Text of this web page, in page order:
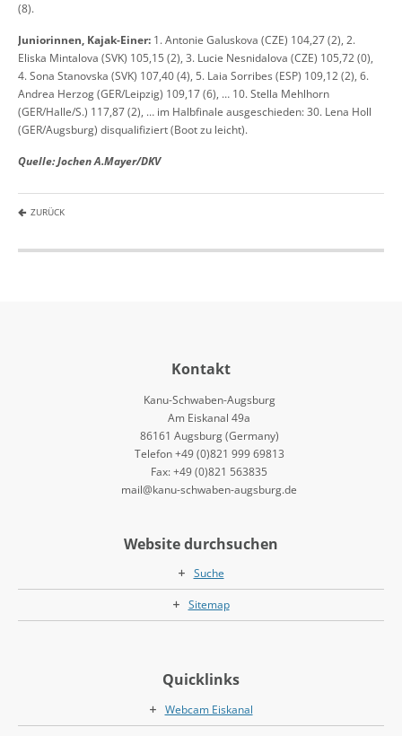
(8).
Juniorinnen, Kajak-Einer: 1. Antonie Galuskova (CZE) 104,27 (2), 2.
Eliska Mintalova (SVK) 105,15 (2), 3. Lucie Nesnidalova (CZE) 105,72 (0),
4. Sona Stanovska (SVK) 107,40 (4), 5. Laia Sorribes (ESP) 109,12 (2), 6.
Andrea Herzog (GER/Leipzig) 109,17 (6), … 10. Stella Mehlhorn
(GER/Halle/S.) 117,87 (2), … im Halbfinale ausgeschieden: 30. Lena Holl
(GER/Augsburg) disqualifiziert (Boot zu leicht).
Quelle: Jochen A.Mayer/DKV
ZURÜCK
Kontakt
Kanu-Schwaben-Augsburg
Am Eiskanal 49a
86161 Augsburg (Germany)
Telefon +49 (0)821 999 69813
Fax: +49 (0)821 563835
mail@kanu-schwaben-augsburg.de
Website durchsuchen
Suche
Sitemap
Quicklinks
Webcam Eiskanal